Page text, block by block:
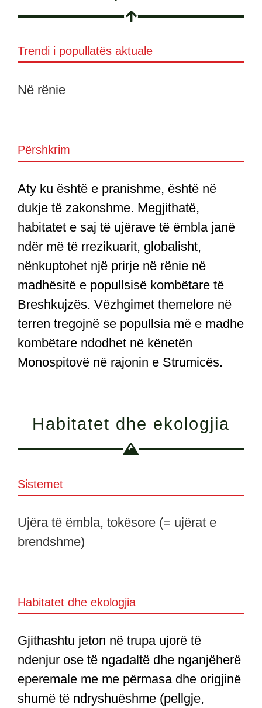
Trendi i popullatës aktuale
Në rënie
Përshkrim
Aty ku është e pranishme, është në
dukje të zakonshme. Megjithatë,
habitatet e saj të ujërave të ëmbla janë
ndër më të rrezikuarit, globalisht,
nënkuptohet një prirje në rënie në
madhësitë e popullsisë kombëtare të
Breshkujzës. Vëzhgimet themelore në
terren tregojnë se popullsia më e madhe
kombëtare ndodhet në kënetën
Monospitovë në rajonin e Strumicës.
Habitatet dhe ekologjia
Sistemet
Ujëra të ëmbla, tokësore (= ujërat e
brendshme)
Habitatet dhe ekologjia
Gjithashtu jeton në trupa ujorë të
ndenjur ose të ngadaltë dhe nganjëherë
eperemale me me përmasa dhe origjinë
shumë të ndryshuëshme (pellgje,